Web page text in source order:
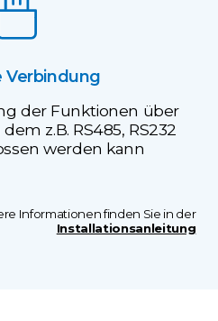
Verbindung
der Funktionen über
z.B. RS485, RS232
werden kann
Informationen finden Sie in der
Installationsanleitung